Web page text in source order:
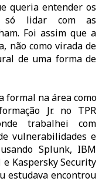
queria entender os
só lidar com as
Foi assim que a
não como virada de
de uma forma de
formal na área como
Jr. no TPR
trabalhei com
vulnerabilidades e
Splunk, IBM
Kaspersky Security
estudava encontrou